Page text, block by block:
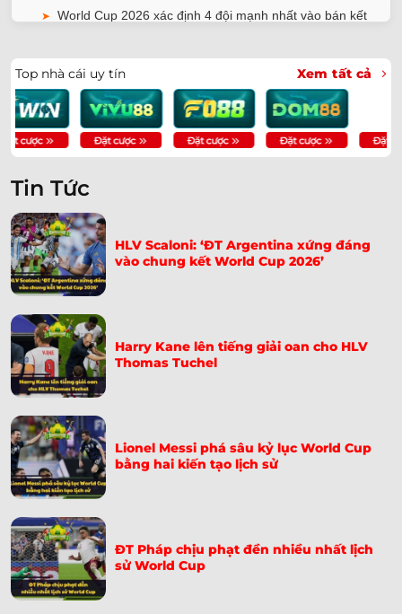
➤ World Cup 2026 xác định 4 đội mạnh nhất vào bán kết
➤ ĐT Ai Cập kiện trọng tài thiên vị Argentina lên FIFA
Cristiano Ronaldo được bênh vực sau thất bại trước
Tây Ban Nha
ĐT Anh nhận tin dữ sau chiến thắng trước Mexico
➤ ĐT Pháp đại thắng Na Uy nhờ hat-trick của Dembele
➤ Fan Trăm Tuổi Xuất Hiện Vì Messi | Cụ Bà Pauline
Kana
➤ Iran Tố Chịu Nhiều Bất Công, Gửi Đơn Lên FIFA Khẩn
➤ Paraguay Tiễn Thổ Nhĩ Kỳ Về Nước – Bàn Thắng Giây
65
Soi Kèo Na Uy Vs Senegal 07h00 Ngày 23/06: Nhận
Định World Cup 2026
➤ Soi Kèo Pháp Vs Iraq 04h00 Ngày 23/06: Dự Đoán Tỷ
Số
➤ Soi Kèo Argentina Vs Áo 00h00 Ngày 23/06: Dự Đoán
Tỷ Số
➤ Khoảnh Khắc Cầu Thủ Canada Gãy Chân Trên Sân –
Ismaël Koné
Top nhà cái uy tín Xem tất cả
Tin Tức
HLV Scaloni: ‘ĐT Argentina xứng đáng
vào chung kết World Cup 2026’
Harry Kane lên tiếng giải oan cho HLV
Thomas Tuchel
Lionel Messi phá sâu kỷ lục World Cup
bằng hai kiến tạo lịch sử
ĐT Pháp chịu phạt đền nhiều nhất lịch
sử World Cup